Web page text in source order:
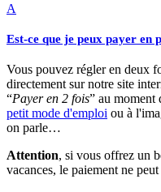
A
Est-ce que je peux payer en
Vous pouvez régler en deux
directement sur notre site
“Payer en 2 fois” au moment
petit mode d'emploi ou à
on parle…
Attention, si vous offrez un
vacances, le paiement ne